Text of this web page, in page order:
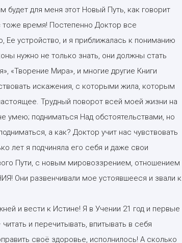
будет для меня этот Новый Путь, как говорит
время! Постепенно Доктор все
Ее устройство, и я приближалась к пониманию
нужно не только знать, они должны стать
«Творение Мира», и многие другие Книги
искажения, с которыми жила, которым
Трудный поворот всей моей жизни на
умею; подниматься Над обстоятельствами, но
а как? Доктор учит нас чувствовать
лет я подчиняла его себя и даже свои
Пути, с новым мировоззрением, отношением
Они развенчивали мое устоявшееся и звали к
и вести к Истине! Я в Учении 21 год и первые
и перечитывать, впитывать в себя
своё здоровье, исполнилось! А сколько